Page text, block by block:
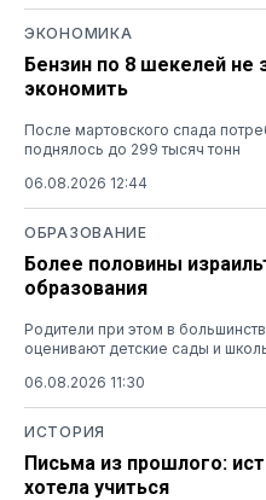
ЭКОНОМИКА
Бензин по 8 шекелей не
экономить
После мартовского спада
поднялось до 299 тысяч тонн
06.08.2026 12:44
ОБРАЗОВАНИЕ
Более половины
образования
Родители при этом в
оценивают детские сады и
06.08.2026 11:30
ИСТОРИЯ
Письма из прошлого:
хотела учиться